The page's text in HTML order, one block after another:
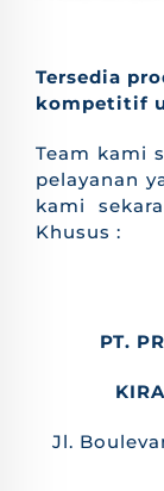
Tersedia
kompetitif
Team kami
pelayanan
kami
Khusus :
PT.
Jl.